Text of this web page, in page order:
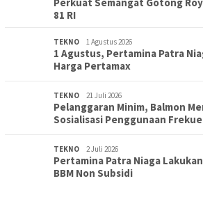
81 RI
TEKNO 1 Agustus 2026
1 Agustus, Pertamina Patra
Harga Pertamax
TEKNO 21 Juli 2026
Pelanggaran Minim, Balmon
Sosialisasi Penggunaan
TEKNO 2 Juli 2026
Pertamina Patra Niaga
BBM Non Subsidi